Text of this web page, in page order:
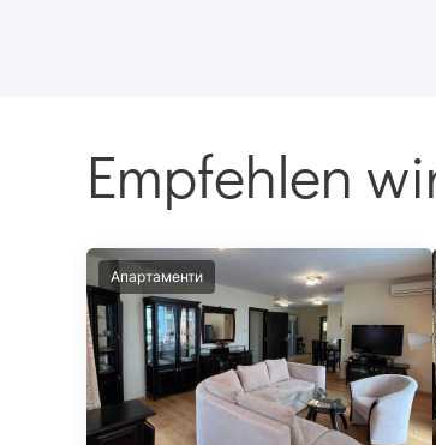
Empfehlen
Апартаменти